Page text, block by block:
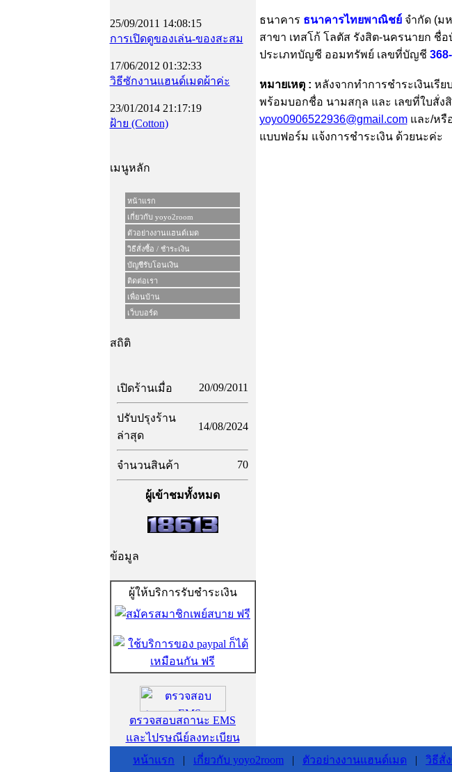
25/09/2011 14:08:15
การเปิดดูของเล่น-ของสะสม
17/06/2012 01:32:33
วิธีซักงานแฮนด์เมดผ้าค่ะ
23/01/2014 21:17:19
ฝ้าย (Cotton)
เมนูหลัก
หน้าแรก
เกี่ยวกับ yoyo2room
ตัวอย่างงานแฮนด์เมด
วิธีสั่งซื้อ / ชำระเงิน
บัญชีรับโอนเงิน
ติดต่อเรา
เพื่อนบ้าน
เว็บบอร์ด
สถิติ
เปิดร้านเมื่อ 20/09/2011
ปรับปรุงร้าน
ล่าสุด
14/08/2024
จำนวนสินค้า 70
ผู้เข้าชมทั้งหมด
ข้อมูล
ผู้ให้บริการรับชำระเงิน
ตรวจสอบสถานะ EMS
และไปรษณีย์ลงทะเบียน
ธนาคาร ธนาคารไทยพาณิชย์จำกัด (ม
สาขา เทสโก้ โลตัส รังสิต-นครนายก ชื่
ประเภทบัญชี ออมทรัพย์ เลขที่บัญชี
หมายเหตุ : หลังจากทำการชำระเงินเรี
พร้อมบอกชื่อ นามสกุล และ เลขที่ใบสั่ง
yoyo0906522936@gmail.comและ/หรื
แบบฟอร์ม แจ้งการชำระเงิน ด้วยนะค่ะ
หน้าแรก | เกี่ยวกับ yoyo2room | ตัวอย่างงานแฮนด์เมด | วิธีสั่